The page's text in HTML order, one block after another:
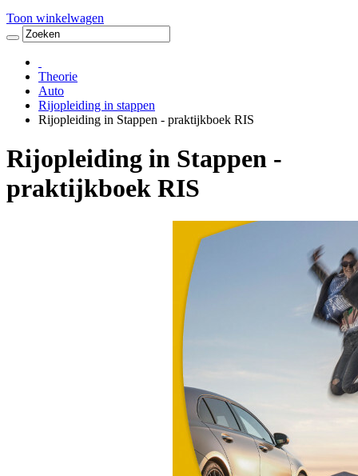
Toon winkelwagen
Theorie
Auto
Rijopleiding in stappen
Rijopleiding in Stappen - praktijkboek RIS
Rijopleiding in Stappen -
praktijkboek RIS